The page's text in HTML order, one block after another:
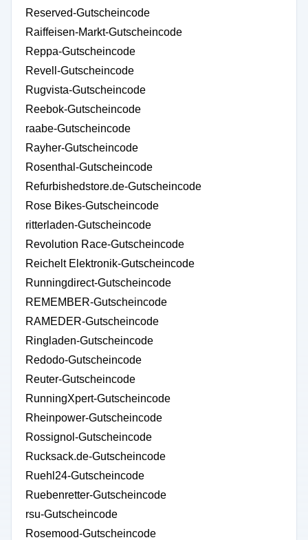
Reserved-Gutscheincode
Raiffeisen-Markt-Gutscheincode
Reppa-Gutscheincode
Revell-Gutscheincode
Rugvista-Gutscheincode
Reebok-Gutscheincode
raabe-Gutscheincode
Rayher-Gutscheincode
Rosenthal-Gutscheincode
Refurbishedstore.de-Gutscheincode
Rose Bikes-Gutscheincode
ritterladen-Gutscheincode
Revolution Race-Gutscheincode
Reichelt Elektronik-Gutscheincode
Runningdirect-Gutscheincode
REMEMBER-Gutscheincode
RAMEDER-Gutscheincode
Ringladen-Gutscheincode
Redodo-Gutscheincode
Reuter-Gutscheincode
RunningXpert-Gutscheincode
Rheinpower-Gutscheincode
Rossignol-Gutscheincode
Rucksack.de-Gutscheincode
Ruehl24-Gutscheincode
Ruebenretter-Gutscheincode
rsu-Gutscheincode
Rosemood-Gutscheincode